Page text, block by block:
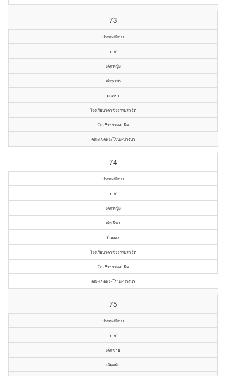
73
ประถมศึกษา
ป.๔
เด็กหญิง
ณัฐฐาพร
มณฑา
โรงเรียนวัดวชิรธรรมสาธิต
วัดวชิรธรรมสาธิต
คณะเขตพระโขนง-บางนา
74
ประถมศึกษา
ป.๔
เด็กหญิง
ณัฐณิชา
ปิ่นทอง
โรงเรียนวัดวชิรธรรมสาธิต
วัดวชิรธรรมสาธิต
คณะเขตพระโขนง-บางนา
75
ประถมศึกษา
ป.๔
เด็กชาย
ณัฐดนัย